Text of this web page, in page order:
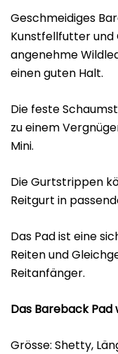
Geschmeidiges
Kunstfellfutter und
angenehme
einen guten Halt.
Die feste
zu einem
Mini.
Die Gurtstrippen
Reitgurt in
Das Pad ist eine
Reiten und
Reitanfänger.
Das Bareback
Grösse: Shetty,